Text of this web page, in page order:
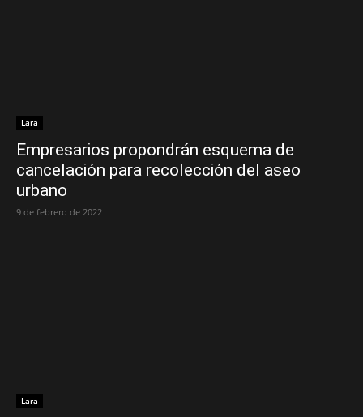
Lara
Empresarios propondrán esquema de
cancelación para recolección del aseo
urbano
9 de febrero de 2022
Lara